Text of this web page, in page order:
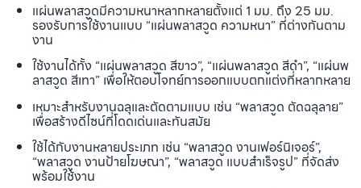
แผ่นพลาสวูดมีความหนาหลากหลายตั้งแต่ 1 มม. ถึง 25 มม.
รองรับการใช้งานแบบ “แผ่นพลาสวูด ความหนา” ที่ต่างกันตาม
งาน
ใช้งานได้ทั้ง “แผ่นพลาสวูด สีขาว”, “แผ่นพลาสวูด สีดำ”, “แผ่นพ
ลาสวูด สีเทา” เพื่อให้ตอบโจทย์การออกแบบตกแต่งที่หลากหลาย
เหมาะสำหรับงานฉลุและตัดตามแบบ เช่น “พลาสวูด ตัดฉลุลาย”
เพื่อสร้างดีไซน์ที่โดดเด่นและทันสมัย
ใช้ได้กับงานหลายประเภท เช่น “พลาสวูด งานเฟอร์นิเจอร์”,
“พลาสวูด งานป้ายโฆษณา”, “พลาสวูด แบบสำเร็จรูป” ที่จัดส่ง
พร้อมใช้งาน